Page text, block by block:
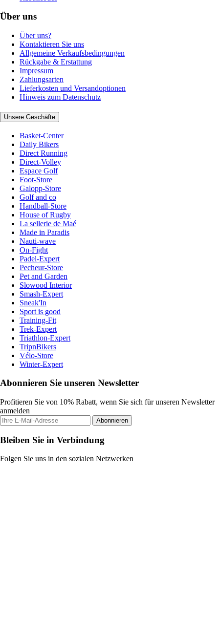
Über uns
Über uns?
Kontaktieren Sie uns
Allgemeine Verkaufsbedingungen
Rückgabe & Erstattung
Impressum
Zahlungsarten
Lieferkosten und Versandoptionen
Hinweis zum Datenschutz
Unsere Geschäfte
Basket-Center
Daily Bikers
Direct Running
Direct-Volley
Espace Golf
Foot-Store
Galopp-Store
Golf and co
Handball-Store
House of Rugby
La sellerie de Maé
Made in Paradis
Nauti-wave
On-Fight
Padel-Expert
Pecheur-Store
Pet and Garden
Slowood Interior
Smash-Expert
Sneak'In
Sport is good
Training-Fit
Trek-Expert
Triathlon-Expert
TripnBikers
Vélo-Store
Winter-Expert
Abonnieren Sie unseren Newsletter
Profitieren Sie von 10% Rabatt, wenn Sie sich für unseren Newsletter
anmelden
Abonnieren
Bleiben Sie in Verbindung
Folgen Sie uns in den sozialen Netzwerken